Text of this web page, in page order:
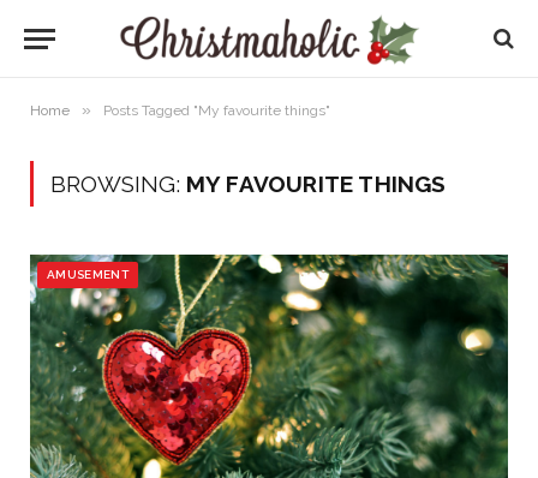
Home » Posts Tagged "My favourite things"
BROWSING: MY FAVOURITE THINGS
AMUSEMENT